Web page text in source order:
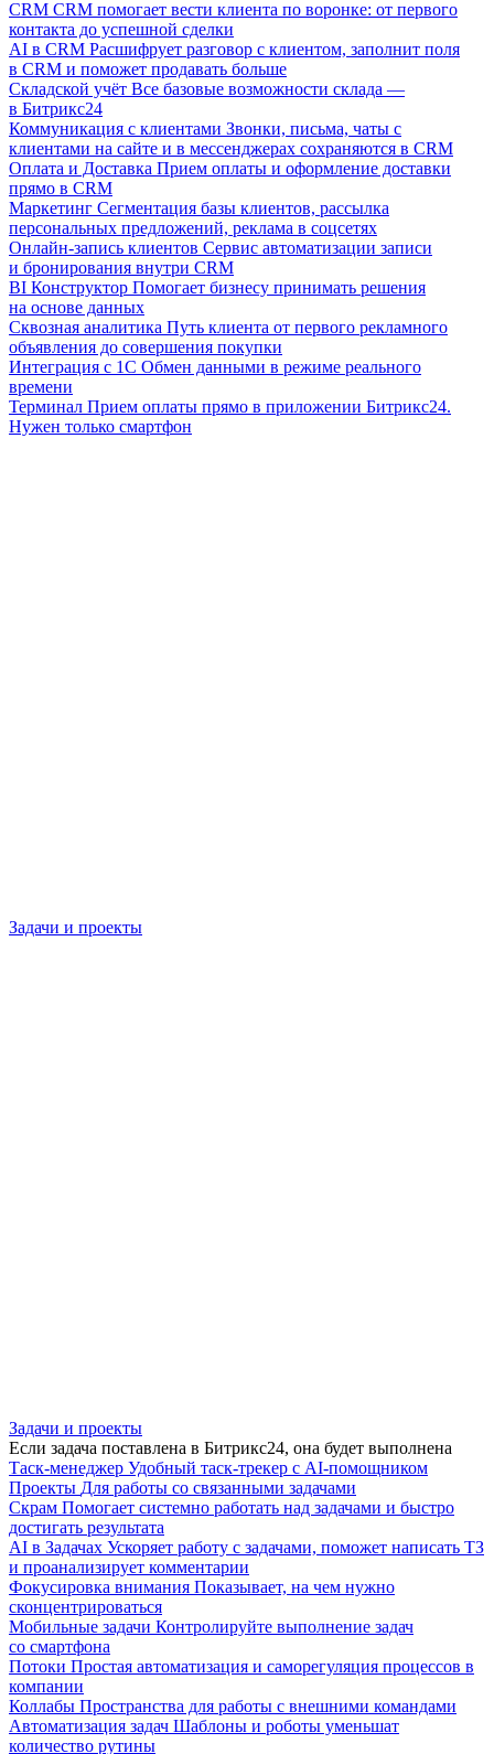
CRM CRM помогает вести клиента по воронке: от первого
контакта до успешной сделки
AI в CRM Расшифрует разговор с клиентом, заполнит поля
в CRM и поможет продавать больше
Складской учёт Все базовые возможности склада —
в Битрикс24
Коммуникация с клиентами Звонки, письма, чаты с
клиентами на сайте и в мессенджерах сохраняются в CRM
Оплата и Доставка Прием оплаты и оформление доставки
прямо в CRM
Маркетинг Сегментация базы клиентов, рассылка
персональных предложений, реклама в соцсетях
Онлайн-запись клиентов Сервис автоматизации записи
и бронирования внутри CRM
BI Конструктор Помогает бизнесу принимать решения
на основе данных
Сквозная аналитика Путь клиента от первого рекламного
объявления до совершения покупки
Интеграция с 1С Обмен данными в режиме реального
времени
Терминал Прием оплаты прямо в приложении Битрикс24.
Нужен только смартфон
Задачи и проекты
Задачи и проекты
Если задача поставлена в Битрикс24, она будет выполнена
Таск-менеджер Удобный таск-трекер с AI-помощником
Проекты Для работы со связанными задачами
Скрам Помогает системно работать над задачами и быстро
достигать результата
AI в Задачах Ускоряет работу с задачами, поможет написать ТЗ
и проанализирует комментарии
Фокусировка внимания Показывает, на чем нужно
сконцентрироваться
Мобильные задачи Контролируйте выполнение задач
со смартфона
Потоки Простая автоматизация и саморегуляция процессов в
компании
Коллабы Пространства для работы с внешними командами
Автоматизация задач Шаблоны и роботы уменьшат
количество рутины